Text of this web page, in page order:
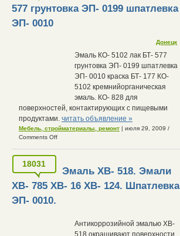
577 грунтовка ЭП- 0199 шпатлевка
ЭП- 0010
Донецк
Эмаль КО- 5102 лак БТ- 577
грунтовка ЭП- 0199 шпатлевка
ЭП- 0010 краска БТ- 177 КО-
5102 кремнийорганическая
эмаль. КО- 828 для
поверхностей, контактирующих с пищевыми
продуктами. читать объявление »
Мебель, стройматериалы, ремонт | июля 29, 2009 /
Comments Off
18031
Эмаль ХВ- 518. Эмали
ХВ- 785 ХВ- 16 ХВ- 124. Шпатлевка
ЭП- 0010.
Антикоррозийной эмалью ХВ-
518 окрашивают поверхности,